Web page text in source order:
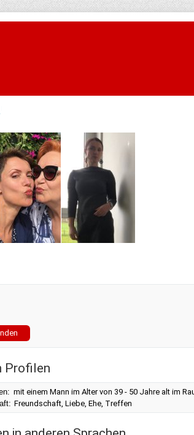
Profilen
mit einem Mann im Alter von 39 - 50 Jahre alt im
Freundschaft, Liebe, Ehe, Treffen